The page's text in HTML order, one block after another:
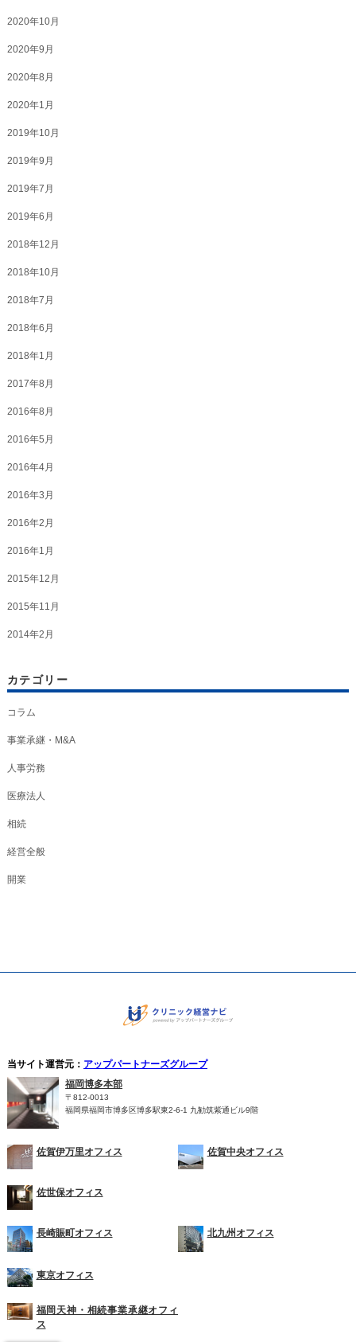
2020年10月
2020年9月
2020年8月
2020年1月
2019年10月
2019年9月
2019年7月
2019年6月
2018年12月
2018年10月
2018年7月
2018年6月
2018年1月
2017年8月
2016年8月
2016年5月
2016年4月
2016年3月
2016年2月
2016年1月
2015年12月
2015年11月
2014年2月
カテゴリー
コラム
事業承継・M&A
人事労務
医療法人
相続
経営全般
開業
当サイト運営元： アップパートナーズグループ
福岡博多本部
〒812-0013
福岡県福岡市博多区博多駅東2-6-1 九勧筑紫通ビル9階
佐賀伊万里オフィス 佐賀中央オフィス
佐世保オフィス
長崎賑町オフィス 北九州オフィス
東京オフィス
福岡天神・相続事業承継オフィ
ス